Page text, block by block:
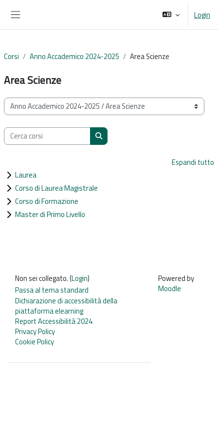
Login
Corsi Anno Accademico 2024-2025 Area Scienze
Area Scienze
Categorie di corso
Cerca corsi
Cerca corsi
Espandi tutto
Laurea
Corso di Laurea Magistrale
Corso di Formazione
Master di Primo Livello
Non sei collegato. (Login)
Passa al tema standard
Dichiarazione di accessibilità della
piattaforma elearning
Report Accessibilità 2024
Privacy Policy
Cookie Policy
Powered by
Moodle